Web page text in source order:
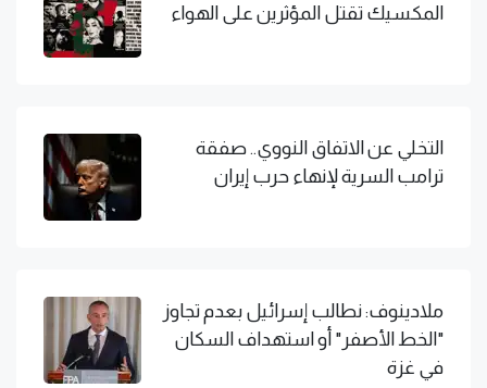
المكسيك تقتل المؤثرين على الهواء
التخلي عن الاتفاق النووي.. صفقة
ترامب السرية لإنهاء حرب إيران
ملادينوف: نطالب إسرائيل بعدم تجاوز
"الخط الأصفر" أو استهداف السكان
في غزة